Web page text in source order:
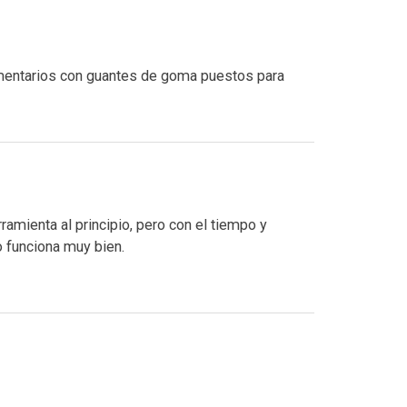
con guantes de goma puestos para
al principio, pero con el tiempo y
funciona muy bien.